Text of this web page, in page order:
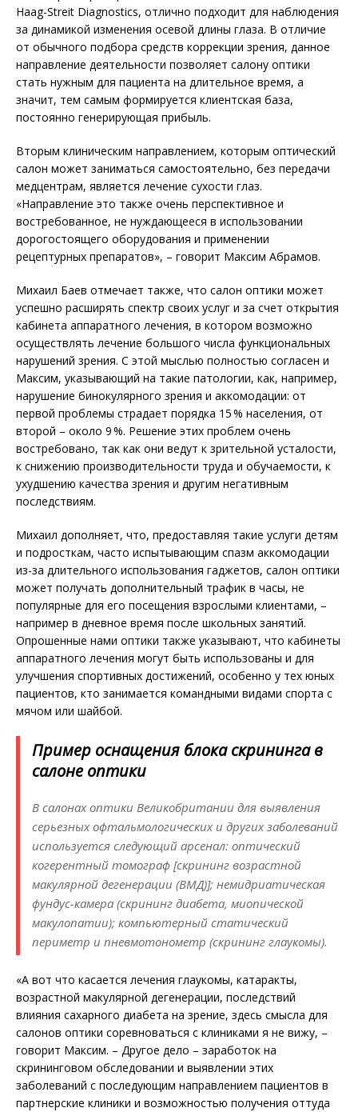
Haag-Streit Diagnostics, отлично подходит для наблюдения
за динамикой изменения осевой длины глаза. В отличие
от обычного подбора средств коррекции зрения, данное
направление деятельности позволяет салону оптики
стать нужным для пациента на длительное время, а
значит, тем самым формируется клиентская база,
постоянно генерирующая прибыль.
Вторым клиническим направлением, которым оптический
салон может заниматься самостоятельно, без передачи
медцентрам, яв­ляется лечение сухости глаз.
«Направление это также очень перспективное и
востребованное, не нуждающееся в использовании
дорогостоящего оборудования и применении
рецептурных препаратов», – говорит Максим Абрамов.
Михаил Баев отмечает также, что салон оптики может
успешно расширять спектр своих услуг и за счет открытия
кабинета аппаратного лечения, в котором возможно
осуществлять лечение большого числа функциональных
нарушений зрения. С этой мыслью полностью согласен и
Максим, указывающий на такие патологии, как, например,
нарушение бинокулярного зрения и аккомодации: от
первой проблемы страдает порядка 15 % населения, от
второй – около 9 %. Решение этих проблем очень
востребовано, так как они ведут к зрительной усталости,
к снижению производительности труда и обучаемости, к
ухудшению качества зрения и другим негативным
последствиям.
Михаил дополняет, что, предоставляя такие услуги детям
и подросткам, часто испытывающим спазм аккомодации
из-за длительного использования гаджетов, салон оптики
может получать дополнительный трафик в часы, не
популярные для его посещения взрослыми клиентами, –
например в дневное время после школьных занятий.
Опрошенные нами оптики также указывают, что кабинеты
аппаратного лечения могут быть использованы и для
улучшения спортивных достижений, особенно у тех юных
пациентов, кто занимается командными видами спорта с
мячом или шайбой.
Пример оснащения блока скрининга в
салоне оптики
В салонах оптики Великобритании для выявления
серьезных офтальмологических и других заболеваний
используется следующий арсенал: оптический
когерентный томограф [скрининг возрастной
макулярной дегенерации (ВМД)]; немидриатическая
фундус-камера (скрининг диабета, миопической
макулопатии); компьютерный статический
периметр и пневмотонометр (скрининг глаукомы).
«А вот что касается лечения глаукомы, катаракты,
возрастной макулярной дегенерации, последствий
влияния сахарного диабета на зрение, здесь смысла для
салонов оптики соревноваться с клиниками я не вижу, –
говорит Максим. – Другое дело – заработок на
скрининговом обследовании и выявлении этих
заболеваний с последующим направлением пациентов в
партнерские клиники и возможностью получения оттуда